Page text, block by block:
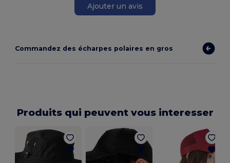
Ajouter un avis
Commandez des écharpes polaires en gros
Produits qui peuvent vous interesser